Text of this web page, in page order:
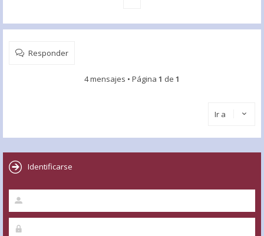
Responder
4 mensajes • Página 1 de 1
Ir a
Identificarse